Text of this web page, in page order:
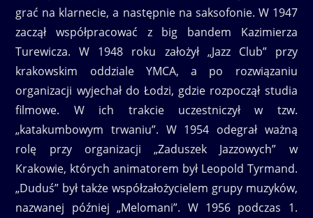
grać na klarnecie, a następnie na saksofonie. W 1947
zaczął współpracować z big bandem Kazimierza
Turewicza. W 1948 roku założył „Jazz Club” przy
krakowskim oddziale YMCA, a po rozwiązaniu
organizacji wyjechał do Łodzi, gdzie rozpoczął studia
filmowe. W ich trakcie uczestniczył w tzw.
„katakumbowym trwaniu”. W 1954 odegrał ważną
rolę przy organizacji „Zaduszek Jazzowych” w
Krakowie, których animatorem był Leopold Tyrmand.
„Duduś” był także współzałożycielem grupy muzyków,
nazwanej później „Melomani”. W 1956 podczas 1.